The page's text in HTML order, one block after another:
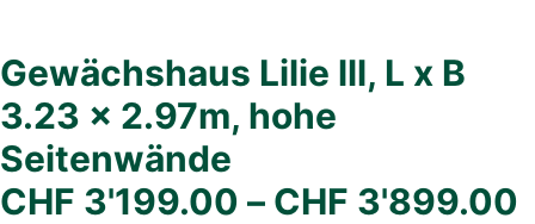
Gewächshaus Lilie lll, L x B
3.23 x 2.97m, hohe
Seitenwände
CHF 3'199.00 – CHF 3'899.00